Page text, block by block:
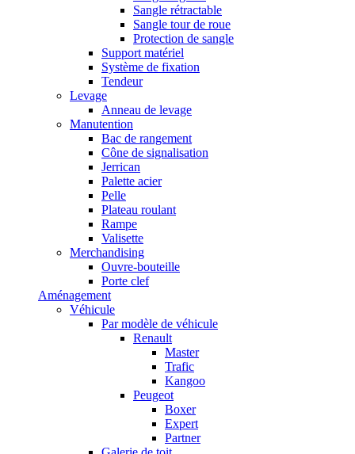
Sangle rétractable
Sangle tour de roue
Protection de sangle
Support matériel
Système de fixation
Tendeur
Levage
Anneau de levage
Manutention
Bac de rangement
Cône de signalisation
Jerrican
Palette acier
Pelle
Plateau roulant
Rampe
Valisette
Merchandising
Ouvre-bouteille
Porte clef
Aménagement
Véhicule
Par modèle de véhicule
Renault
Master
Trafic
Kangoo
Peugeot
Boxer
Expert
Partner